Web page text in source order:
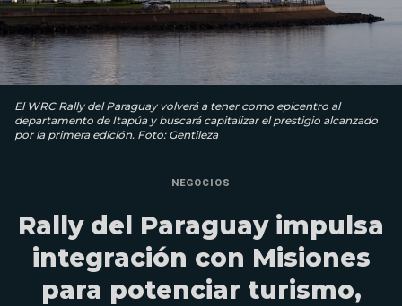
El WRC Rally del Paraguay volverá a tener como epicentro al
departamento de Itapúa y buscará capitalizar el prestigio alcanzado
por la primera edición. Foto: Gentileza
NEGOCIOS
Rally del Paraguay impulsa
integración con Misiones
para potenciar turismo,